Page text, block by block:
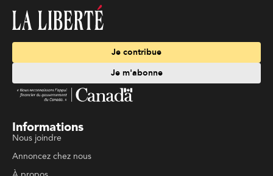
Je contribue
Je m'abonne
Informations
Nous joindre
Annoncez chez nous